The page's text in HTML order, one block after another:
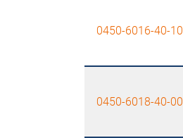
0450-6016-40-10
0450-6018-40-00